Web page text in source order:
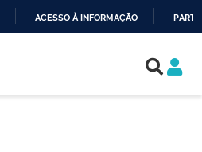
ACESSO À INFORMAÇÃO